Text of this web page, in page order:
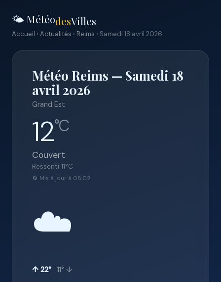
🌤️ MétéodesVilles
Accueil › Actualités › Reims › Samedi 18 avril 2026
Météo Reims — Samedi 18
avril 2026
Grand Est
12°C
Couvert
Ressenti 11°C
🔄 Mis à jour à 08:02
☁️
↑ 22° 11° ↓